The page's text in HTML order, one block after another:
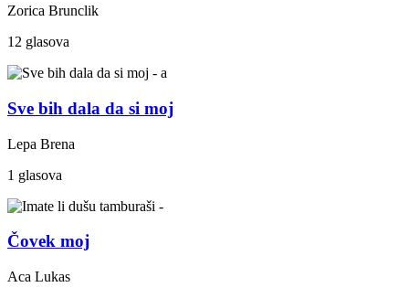
Zorica Brunclik
12 glasova
Sve bih dala da si moj
Lepa Brena
1 glasova
Čovek moj
Aca Lukas